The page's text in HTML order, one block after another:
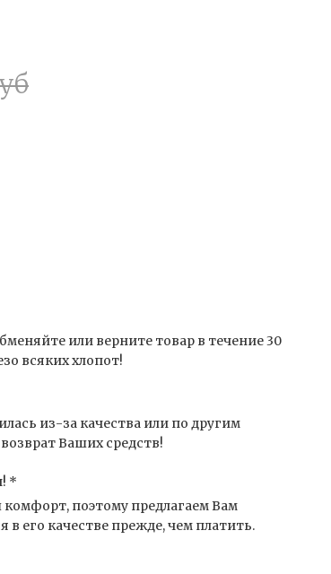
или верните товар в течение 30
всяких хлопот!
из-за качества или по другим
Ваших средств!
*
поэтому предлагаем Вам
в его качестве прежде, чем платить.